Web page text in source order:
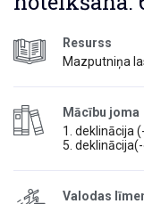
Resurss
Mazputniņa
Mācību joma
1. deklinācija
5.
Valodas